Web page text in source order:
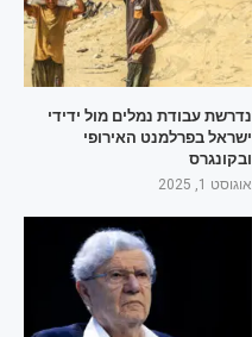
נדרשת עבודת נמלים מול ידידי
ישראל בפרלמנט האירופי
ובקונגרס
אוגוסט 1, 2025